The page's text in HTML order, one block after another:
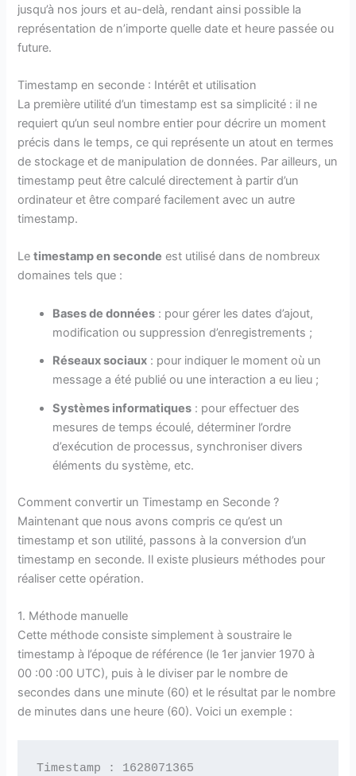
jusqu’à nos jours et au-delà, rendant ainsi possible la
représentation de n’importe quelle date et heure passée ou
future.
Timestamp en seconde : Intérêt et utilisation
La première utilité d’un timestamp est sa simplicité : il ne
requiert qu’un seul nombre entier pour décrire un moment
précis dans le temps, ce qui représente un atout en termes
de stockage et de manipulation de données. Par ailleurs, un
timestamp peut être calculé directement à partir d’un
ordinateur et être comparé facilement avec un autre
timestamp.
Letimestamp en seconde est utilisé dans de nombreux
domaines tels que :
Bases de données : pour gérer les dates d’ajout,
modification ou suppression d’enregistrements ;
Réseaux sociaux : pour indiquer le moment où un
message a été publié ou une interaction a eu lieu ;
Systèmes informatiques : pour effectuer des
mesures de temps écoulé, déterminer l’ordre
d’exécution de processus, synchroniser divers
éléments du système, etc.
Comment convertir un Timestamp en Seconde ?
Maintenant que nous avons compris ce qu’est un
timestamp et son utilité, passons à la conversion d’un
timestamp en seconde. Il existe plusieurs méthodes pour
réaliser cette opération.
1. Méthode manuelle
Cette méthode consiste simplement à soustraire le
timestamp à l’époque de référence (le 1er janvier 1970 à
00 :00 :00 UTC), puis à le diviser par le nombre de
secondes dans une minute (60) et le résultat par le nombre
de minutes dans une heure (60). Voici un exemple :
Timestamp : 1628071365